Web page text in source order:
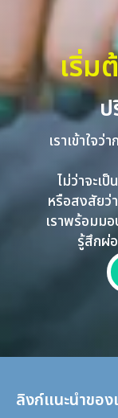
เริ่ม
เราเข้าใจ
ไม่ว่าจะเ
หรือสงสัยว่
เราพร้อมม
รู้สึกผ่
ลิงก์แนะนำของ